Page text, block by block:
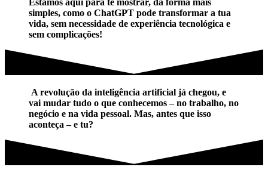
simples, como o ChatGPT pode transformar a tua
vida, sem necessidade de experiência tecnológica e
sem complicações!
A revolução da inteligência artificial já chegou, e
vai mudar tudo o que conhecemos – no trabalho, no
negócio e na vida pessoal. Mas, antes que isso
aconteça – e tu?